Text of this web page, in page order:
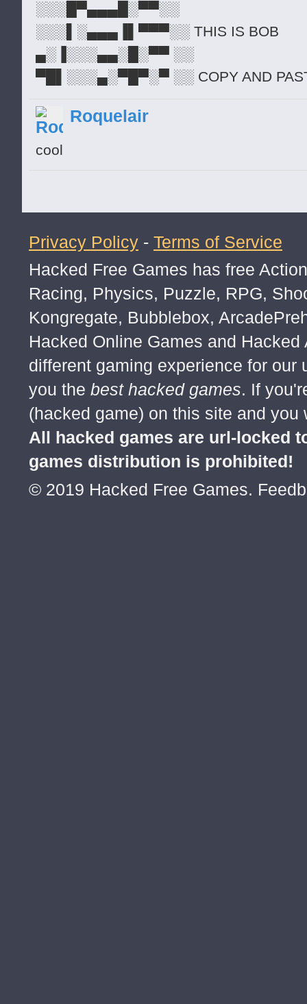
░░░█▀▄▄▄█░▀▀░░
░░░▌░▄▄▄▐▌▀▀▀░░ THIS IS BOB
▄░▐░░░▄▄░█░▀▀ ░░
▀█▌░░░▄░▀█▀░▀ ░░ COPY AND
░░░░░░░▀███▀█░▄░░ OVER THE
░░░░░░▐▌▀▄▀▄▀▐▄░░ SO HE CAN,
Roquelair
cool
Privacy Policy - Terms of Service
Hacked Free Games has free
Racing, Physics, Puzzle, RPG,
Kongregate, Bubblebox,
Hacked Online Games and
different gaming experience for
you the best hacked games. If
(hacked game) on this site and
All hacked games are url-locked
games distribution is prohibited!
© 2019 Hacked Free Games.